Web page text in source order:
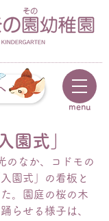
menu
園式」
のなか、コドモの
園式」の看板と
。園庭の桜の木
らせる様子は、